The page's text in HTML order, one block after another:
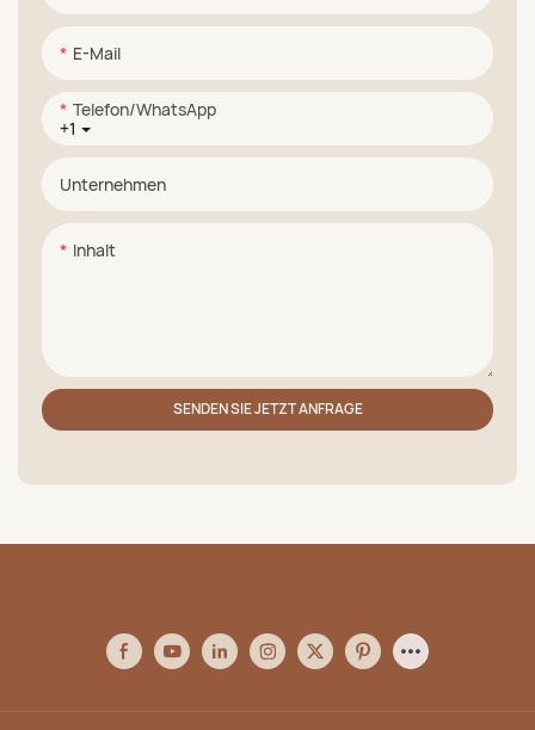
E-Mail
+1
Telefon/WhatsApp
Unternehmen
Inhalt
SENDEN SIE JETZT ANFRAGE